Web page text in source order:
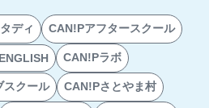
ディ CAN!Pアフタースクール
CAN!Pラボ
スクール CAN!Pさとやま村